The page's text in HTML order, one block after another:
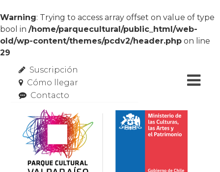
Warning: Trying to access array offset on value of type
bool in /home/parquecultural/public_html/web-
old/wp-content/themes/pcdv2/header.php on line
29
Suscripción
Cómo llegar
Contacto